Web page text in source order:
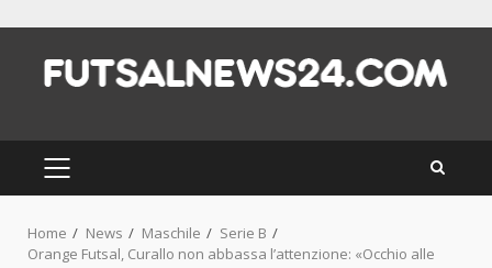
content
PRIMARY
MENU
Home News Maschile
Serie B
Orange Futsal, Curallo non abbassa l’attenzione: «Occhio alle